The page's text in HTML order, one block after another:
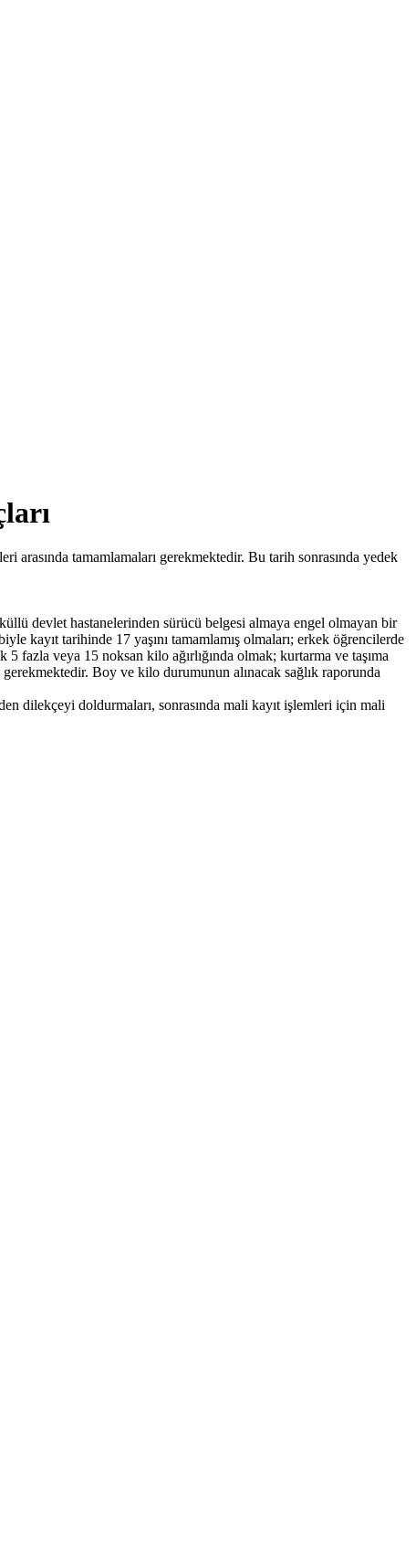
arasında tamamlamaları gerekmektedir. Bu tarih sonrasında yedek
devlet hastanelerinden sürücü belgesi almaya engel olmayan bir
kayıt tarihinde 17 yaşını tamamlamış olmaları; erkek öğrencilerde
fazla veya 15 noksan kilo ağırlığında olmak; kurtarma ve taşıma
Boy ve kilo durumunun alınacak sağlık raporunda
dilekçeyi doldurmaları, sonrasında mali kayıt işlemleri için mali